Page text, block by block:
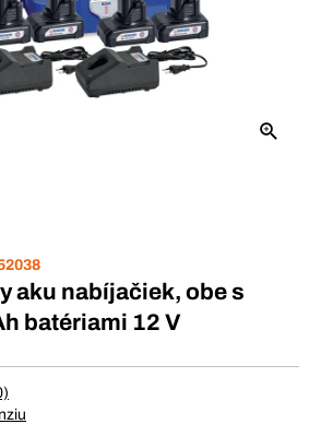
aku nabíjačiek, obe s
batériami 12 V